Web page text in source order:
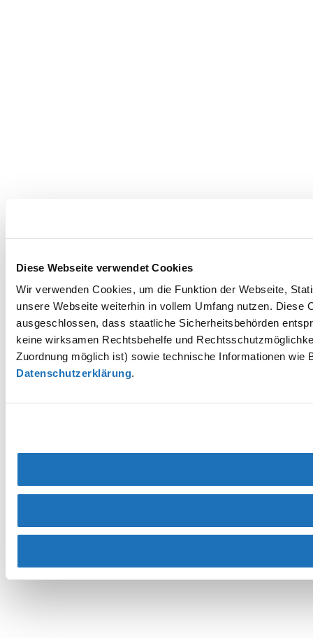
Diese Webseite verwendet Cookies
Wir verwenden Cookies, um die Funktion der Webseite,
unsere Webseite weiterhin in vollem Umfang nutzen.
ausgeschlossen, dass staatliche Sicherheitsbehörden
keine wirksamen Rechtsbehelfe und
Zuordnung möglich ist) sowie technische Informationen
Datenschutzerklärung.